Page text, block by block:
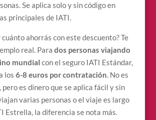
Se aplica solo y sin código en
principales de IATI.
ahorrás con este descuento? Te
real. Para dos personas viajando
mundial con el seguro IATI Estándar,
los 6-8 euros por contratación. No es
pero es dinero que se aplica fácil y sin
varias personas o el viaje es largo
Estrella, la diferencia se nota más.